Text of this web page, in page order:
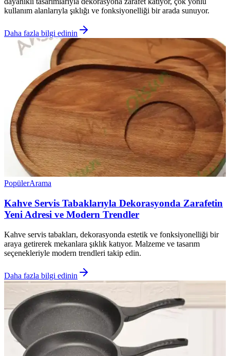
kullanım alanlarıyla şıklığı ve fonksiyonelliği bir arada sunuyor.
Daha fazla bilgi edinin
PopülerArama
Kahve Servis Tabaklarıyla Dekorasyonda Zarafetin
Yeni Adresi ve Modern Trendler
Kahve servis tabakları, dekorasyonda estetik ve fonksiyonelliği bir
araya getirerek mekanlara şıklık katıyor. Malzeme ve tasarım
seçenekleriyle modern trendleri takip edin.
Daha fazla bilgi edinin